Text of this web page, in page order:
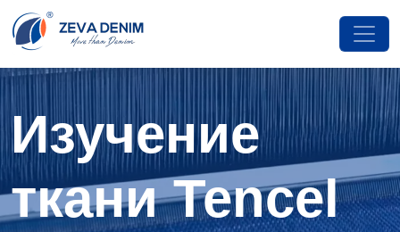
Изучение
ткани Tencel